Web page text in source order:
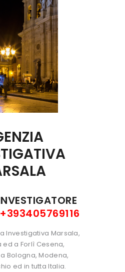
+393405769116
Investigativa Marsala,
a Forlì Cesena,
Bologna, Modena,
ed in tutta Italia.